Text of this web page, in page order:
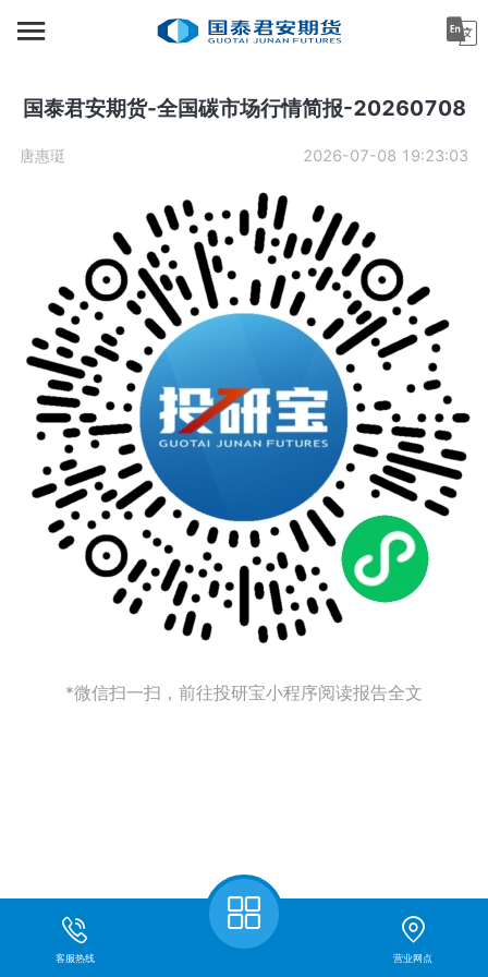
首页
资讯中心
机构金融
投资者教育
关于公司
国泰君安期货-全国碳市场行情简报-20260708
唐惠珽 2026-07-08 19:23:03
*微信扫一扫，前往投研宝小程序阅读报告全文
客服热线 营业网点